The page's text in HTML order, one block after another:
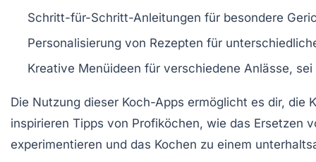
Schritt-für-Schritt-Anleitungen für besondere
Personalisierung von Rezepten für
Kreative Menüideen für verschiedene Anlässe,
Die Nutzung dieser Koch-Apps ermöglicht es dir, die
inspirieren Tipps von Profiköchen, wie das Ersetzen
experimentieren und das Kochen zu einem